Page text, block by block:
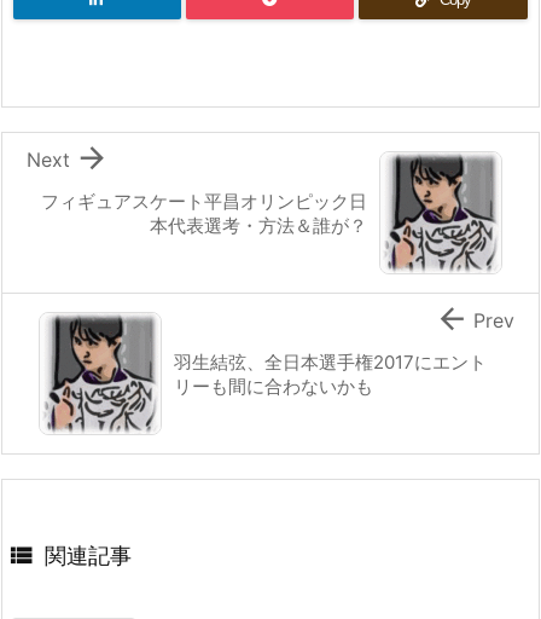
フィギュアスケート平昌オリンピック日
本代表選考・方法＆誰が？

Next
羽生結弦、全日本選手権2017にエント
リーも間に合わないかも
 Prev
 関連記事